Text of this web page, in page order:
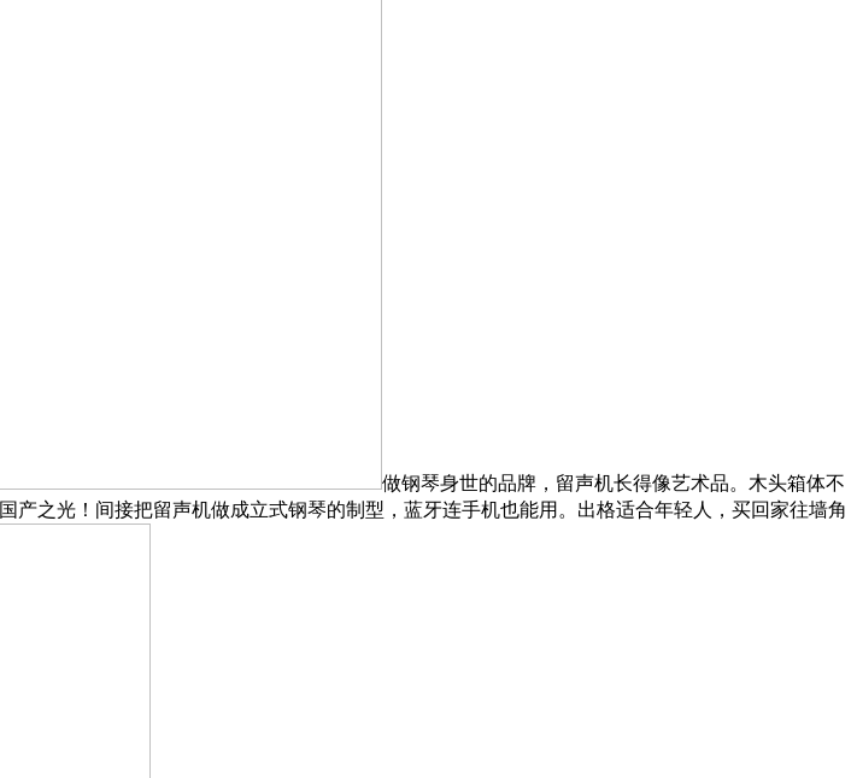
做钢琴身世的品牌，留声机长得像艺术品。木头箱体不
国产之光！间接把留声机做成立式钢琴的制型，蓝牙连手机也能用。出格适合年轻人，买回家往墙角